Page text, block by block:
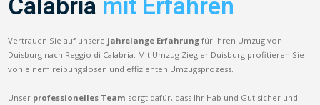
Calabria mit Erfahren
Vertrauen Sie auf unsere jahrelange Erfahrung für Ihren Umzug von
Duisburg nach Reggio di Calabria. Mit Umzug Ziegler Duisburg profitieren Sie
von einem reibungslosen und effizienten Umzugsprozess.
Unser professionelles Team sorgt dafür, dass Ihr Hab und Gut sicher und